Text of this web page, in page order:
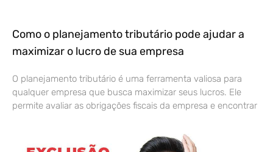
Como o planejamento tributário pode ajudar a
maximizar o lucro de sua empresa
O planejamento tributário é uma ferramenta valiosa para
qualquer empresa que busca maximizar seus lucros. Ele
permite avaliar as obrigações fiscais da empresa e encontrar